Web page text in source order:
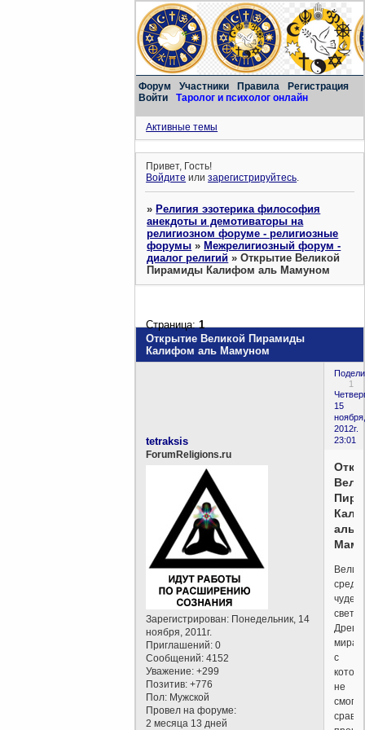
Форум Участники Правила
Регистрация
Войти
Таролог и психолог онлайн
Активные темы
Привет, Гость!
Войдите илизарегистрируйтесь.
»Религия эзотерика философия
анекдоты и демотиваторы на
религиозном форуме - религиозные
форумы »Межрелигиозный форум -
диалог религий »Открытие Великой
Пирамиды Калифом аль Мамуном
Открытие Великой Пирамиды
Калифом аль Мамуном
Страница:1
1
15
ноября,
2012г.
23:01
tetraksis
ForumReligions.ru
Зарегистрирован: Понедельник, 14
ноября, 2011г.
Приглашений: 0
Сообщений: 4152
Уважение: +299
Позитив: +776
Пол: Мужской
Провел на форуме:
2 месяца 13 дней
аль
среди
чудес
света
мира,
с
не
смогли